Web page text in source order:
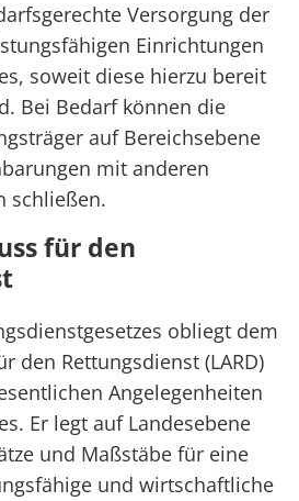
Versorgung der
Einrichtungen
soweit diese hierzu bereit
Bei Bedarf können die
auf Bereichsebene
mit anderen
schließen.
für den
obliegt dem
den Rettungsdienst (LARD)
Angelegenheiten
Er legt auf Landesebene
und Maßstäbe für eine
und wirtschaftliche